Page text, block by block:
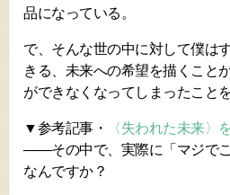
品になっている。
で、そんな世の中に対して僕は
きる、未来への希望を描くこと
ができなくなってしまったこと
▼参考記事・
〈失われた未来
――その中で、実際に「マジで
なんですか？